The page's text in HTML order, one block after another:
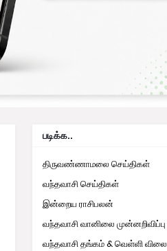
படிக்க..
திருவண்ணாமலை செய்திகள்
வந்தவாசி செய்திகள்
இன்றைய ராசிபலன்
வந்தவாசி வானிலை முன்னறிவிப்பு
வந்தவாசி தங்கம் & வெள்ளி விலை